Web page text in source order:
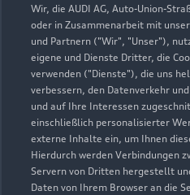
Wir, die AUDI AG, Auto-Union-
oder in Zusammenarbeit mit
und Partnern ("Wir", "Unser"),
eigene und Dienste Dritter, die
verwenden ("Dienste"), die uns
verbessern, den Datenverkehr
und auf Ihre Interessen
einschließlich personalisierter
externe Inhalte ein, um Ihnen
Hierdurch werden Verbindungen
Servern von Dritten hergestellt
Daten von Ihrem Browser an die
info.bad-
Kontaktdaten
Öffnungszeiten
Service